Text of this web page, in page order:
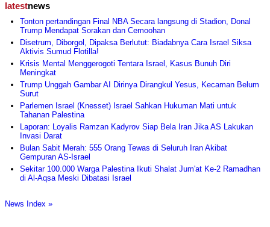
latestnews
Tonton pertandingan Final NBA Secara langsung di Stadion, Donal
Trump Mendapat Sorakan dan Cemoohan
Disetrum, Diborgol, Dipaksa Berlutut: Biadabnya Cara Israel Siksa
Aktivis Sumud Flotilla!
Krisis Mental Menggerogoti Tentara Israel, Kasus Bunuh Diri
Meningkat
Trump Unggah Gambar AI Dirinya Dirangkul Yesus, Kecaman Belum
Surut
Parlemen Israel (Knesset) Israel Sahkan Hukuman Mati untuk
Tahanan Palestina
Laporan: Loyalis Ramzan Kadyrov Siap Bela Iran Jika AS Lakukan
Invasi Darat
Bulan Sabit Merah: 555 Orang Tewas di Seluruh Iran Akibat
Gempuran AS-Israel
Sekitar 100.000 Warga Palestina Ikuti Shalat Jum'at Ke-2 Ramadhan
di Al-Aqsa Meski Dibatasi Israel
News Index »